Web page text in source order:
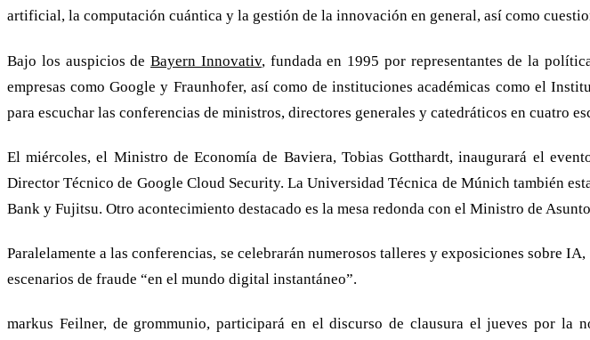
artificial, la computación cuántica y la gestión de la innovación en general, así como
Bajo los auspicios deBayern Innovativ, fundada en 1995 por representantes de la
empresas como Google y Fraunhofer, así como de instituciones académicas como el
para escuchar las conferencias de ministros, directores generales y catedráticos en cuatro
El miércoles, el Ministro de Economía de Baviera, Tobias Gotthardt, inaugurará el
Director Técnico de Google Cloud Security. La Universidad Técnica de Múnich también
Bank y Fujitsu. Otro acontecimiento destacado es la mesa redonda con el Ministro de
Paralelamente a las conferencias, se celebrarán numerosos talleres y exposiciones sobre
escenarios de fraude “en el mundo digital instantáneo”.
markus Feilner, de grommunio, participará en el discurso de clausura el jueves por la